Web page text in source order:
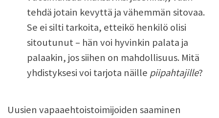
tehdä jotain kevyttä ja vähemmän sitovaa.
Se ei silti tarkoita, etteikö henkilö olisi
sitoutunut – hän voi hyvinkin palata ja
palaakin, jos siihen on mahdollisuus. Mitä
yhdistyksesi voi tarjota näille piipahtajille?
Uusien vapaaehtoistoimijoiden saaminen